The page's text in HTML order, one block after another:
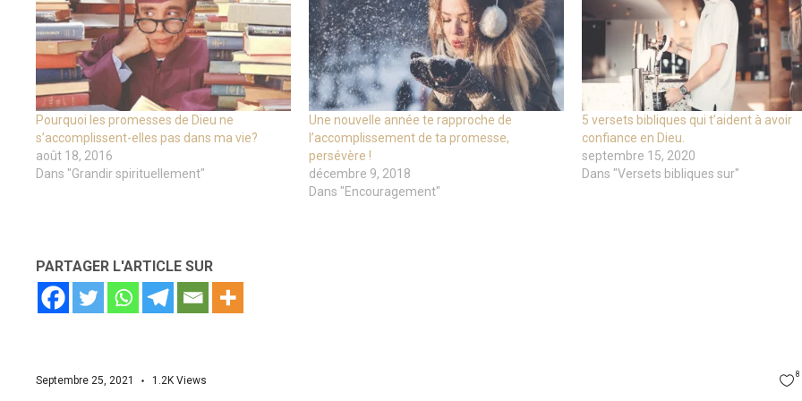
Pourquoi les promesses de Dieu ne
s’accomplissent-elles pas dans ma vie?
août 18, 2016
Dans "Grandir spirituellement"
Une nouvelle année te rapproche de
l’accomplissement de ta promesse,
persévère !
décembre 9, 2018
Dans "Encouragement"
5 versets bibliques qui t’aident à avoir
confiance en Dieu.
septembre 15, 2020
Dans "Versets bibliques sur"
PARTAGER L'ARTICLE SUR
Septembre 25, 2021 1.2K Views 8